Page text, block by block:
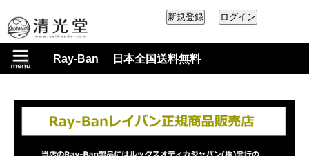
Ray-Ban 日本全国送料無料